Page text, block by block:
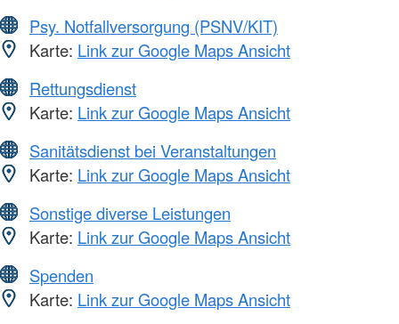
Psy. Notfallversorgung (PSNV/KIT)
Karte: Link zur Google Maps Ansicht
Rettungsdienst
Karte: Link zur Google Maps Ansicht
Sanitätsdienst bei Veranstaltungen
Karte: Link zur Google Maps Ansicht
Sonstige diverse Leistungen
Karte: Link zur Google Maps Ansicht
Spenden
Karte: Link zur Google Maps Ansicht